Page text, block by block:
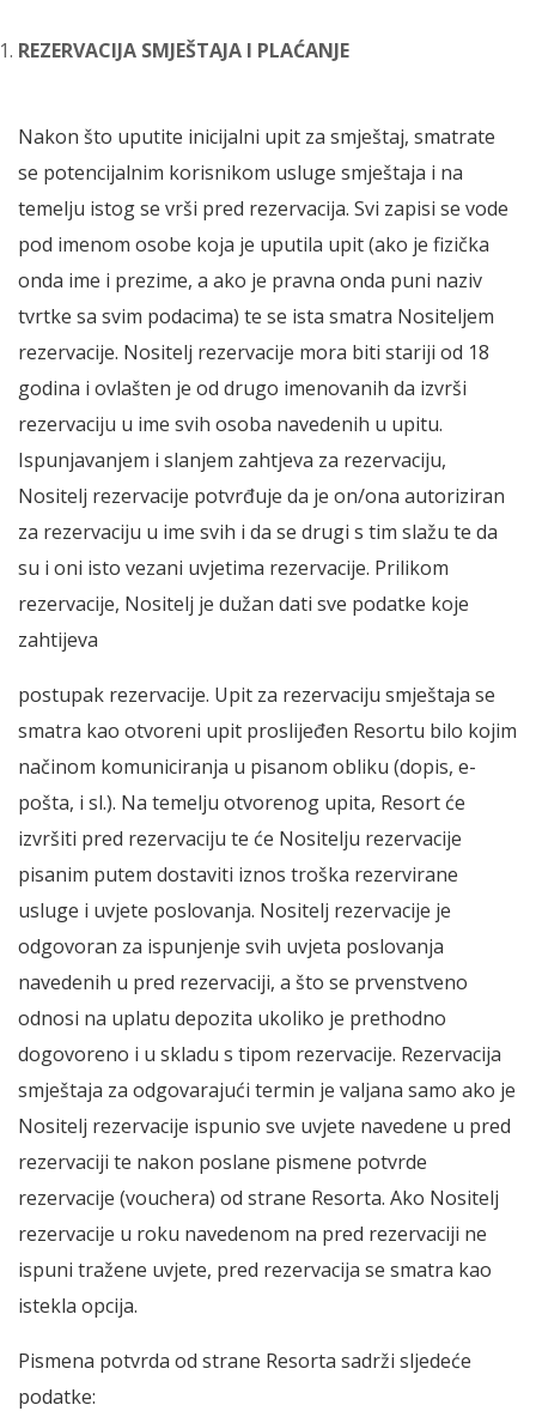
REZERVACIJA SMJEŠTAJA I PLAĆANJE
Nakon što uputite inicijalni upit za smještaj, smatrate
se potencijalnim korisnikom usluge smještaja i na
temelju istog se vrši pred rezervacija. Svi zapisi se vode
pod imenom osobe koja je uputila upit (ako je fizička
onda ime i prezime, a ako je pravna onda puni naziv
tvrtke sa svim podacima) te se ista smatra Nositeljem
rezervacije. Nositelj rezervacije mora biti stariji od 18
godina i ovlašten je od drugo imenovanih da izvrši
rezervaciju u ime svih osoba navedenih u upitu.
Ispunjavanjem i slanjem zahtjeva za rezervaciju,
Nositelj rezervacije potvrđuje da je on/ona autoriziran
za rezervaciju u ime svih i da se drugi s tim slažu te da
su i oni isto vezani uvjetima rezervacije. Prilikom
rezervacije, Nositelj je dužan dati sve podatke koje
zahtijeva
postupak rezervacije. Upit za rezervaciju smještaja se
smatra kao otvoreni upit proslijeđen Resortu bilo kojim
načinom komuniciranja u pisanom obliku (dopis, e-
pošta, i sl.). Na temelju otvorenog upita, Resort će
izvršiti pred rezervaciju te će Nositelju rezervacije
pisanim putem dostaviti iznos troška rezervirane
usluge i uvjete poslovanja. Nositelj rezervacije je
odgovoran za ispunjenje svih uvjeta poslovanja
navedenih u pred rezervaciji, a što se prvenstveno
odnosi na uplatu depozita ukoliko je prethodno
dogovoreno i u skladu s tipom rezervacije. Rezervacija
smještaja za odgovarajući termin je valjana samo ako je
Nositelj rezervacije ispunio sve uvjete navedene u pred
rezervaciji te nakon poslane pismene potvrde
rezervacije (vouchera) od strane Resorta. Ako Nositelj
rezervacije u roku navedenom na pred rezervaciji ne
ispuni tražene uvjete, pred rezervacija se smatra kao
istekla opcija.
Pismena potvrda od strane Resorta sadrži sljedeće
podatke: